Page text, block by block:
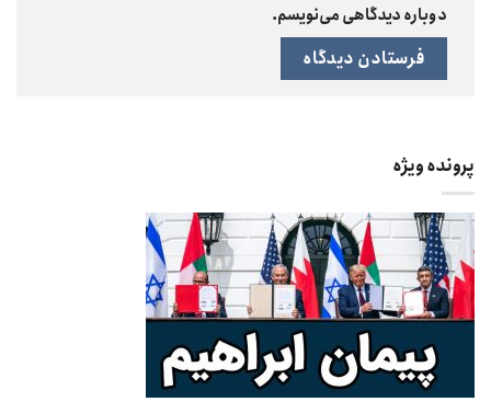
دوباره دیدگاهی می‌نویسم.
پرونده ویژه